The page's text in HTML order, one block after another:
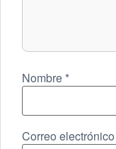
Nombre *
Correo electrónico